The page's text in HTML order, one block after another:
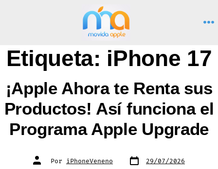
Etiqueta: iPhone 17
¡Apple Ahora te Renta sus
Productos! Así funciona el
Programa Apple Upgrade
Autor
de Por iPhoneVeneno Fecha
de 29/07/2026